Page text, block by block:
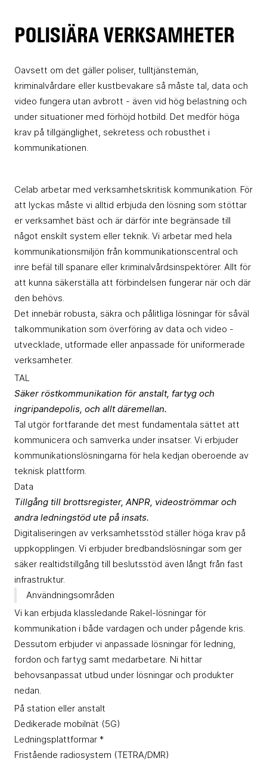
POLISIÄRA VERKSAMHETER
Oavsett om det gäller poliser, tulltjänstemän,
kriminalvårdare eller kustbevakare så måste tal, data och
video fungera utan avbrott - även vid hög belastning och
under situationer med förhöjd hotbild. Det medför höga
krav på tillgänglighet, sekretess och robusthet i
kommunikationen.
Celab arbetar med verksamhetskritisk kommunikation. För
att lyckas måste vi alltid erbjuda den lösning som stöttar
er verksamhet bäst och är därför inte begränsade till
något enskilt system eller teknik. Vi arbetar med hela
kommunikationsmiljön från kommunikationscentral och
inre befäl till spanare eller kriminalvårdsinspektörer. Allt för
att kunna säkerställa att förbindelsen fungerar när och där
den behövs.
Det innebär robusta, säkra och pålitliga lösningar för såväl
talkommunikation som överföring av data och video -
utvecklade, utformade eller anpassade för uniformerade
verksamheter.
TAL
Säker röstkommunikation för anstalt, fartyg och
ingripandepolis, och allt däremellan.
Tal utgör fortfarande det mest fundamentala sättet att
kommunicera och samverka under insatser. Vi erbjuder
kommunikationslösningarna för hela kedjan oberoende av
teknisk plattform.
Data
Tillgång till brottsregister, ANPR, videoströmmar och
andra ledningstöd ute på insats.
Digitaliseringen av verksamhetsstöd ställer höga krav på
uppkopplingen. Vi erbjuder bredbandslösningar som ger
säker realtidstillgång till beslutsstöd även långt från fast
infrastruktur.
Användningsområden
Vi kan erbjuda klassledande Rakel-lösningar för
kommunikation i både vardagen och under pågende kris.
Dessutom erbjuder vi anpassade lösningar för ledning,
fordon och fartyg samt medarbetare. Ni hittar
behovsanpassat utbud under lösningar och produkter
nedan.
På station eller anstalt
Dedikerade mobilnät (5G)
Ledningsplattformar *
Fristående radiosystem (TETRA/DMR)